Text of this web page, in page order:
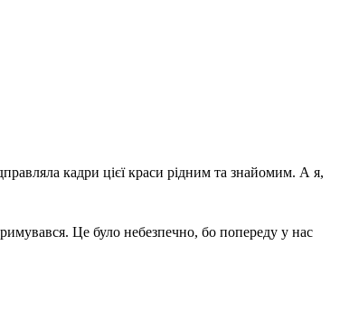
кадри цієї краси рідним та знайомим. А я,
Це було небезпечно, бо попереду у нас